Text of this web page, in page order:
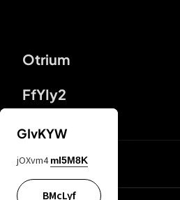
Otrium
FfYIy2
DDcvSo
GIvKYW
jOXvm4 mI5M8K
BMcLyf